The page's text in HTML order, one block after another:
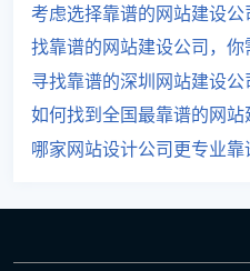
考虑选择靠谱的网站建设公
找靠谱的网站建设公司，你
寻找靠谱的深圳网站建设
如何找到全国最靠谱的网站
哪家网站设计公司更专业靠